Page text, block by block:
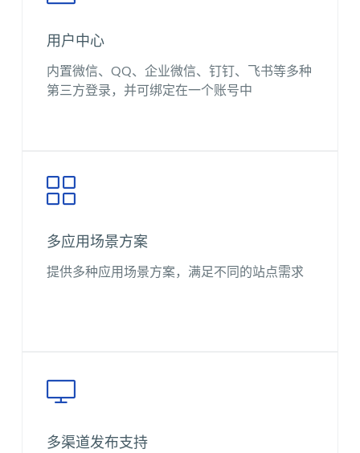
用户中心
内置微信、QQ、企业微信、钉钉、飞书等多种
第三方登录，并可绑定在一个账号中
多应用场景方案
提供多种应用场景方案，满足不同的站点需求
多渠道发布支持